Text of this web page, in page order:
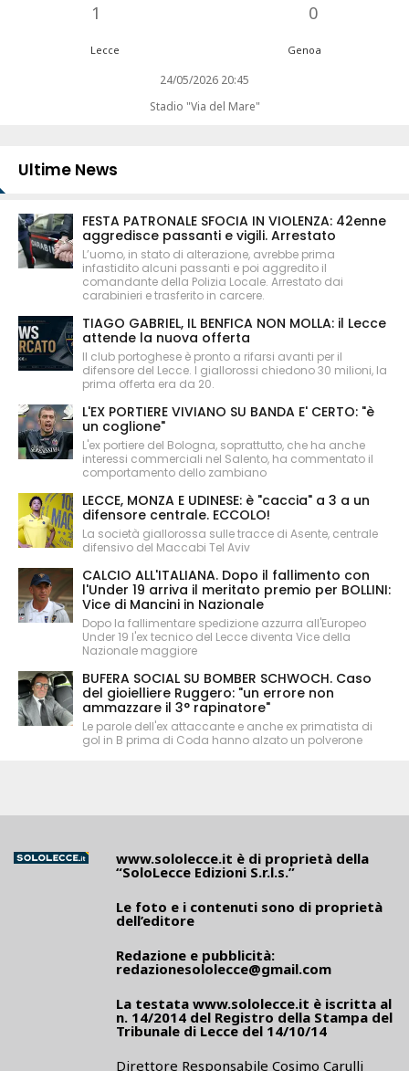
1 0
Lecce Genoa
24/05/2026 20:45
Stadio "Via del Mare"
Ultime News
FESTA PATRONALE SFOCIA IN VIOLENZA: 42enne
aggredisce passanti e vigili. Arrestato
L’uomo, in stato di alterazione, avrebbe prima
infastidito alcuni passanti e poi aggredito il
comandante della Polizia Locale. Arrestato dai
carabinieri e trasferito in carcere.
TIAGO GABRIEL, IL BENFICA NON MOLLA: il Lecce
attende la nuova offerta
Il club portoghese è pronto a rifarsi avanti per il
difensore del Lecce. I giallorossi chiedono 30 milioni, la
prima offerta era da 20.
L'EX PORTIERE VIVIANO SU BANDA E' CERTO: "è
un coglione"
L'ex portiere del Bologna, soprattutto, che ha anche
interessi commerciali nel Salento, ha commentato il
comportamento dello zambiano
LECCE, MONZA E UDINESE: è "caccia" a 3 a un
difensore centrale. ECCOLO!
La società giallorossa sulle tracce di Asente, centrale
difensivo del Maccabi Tel Aviv
CALCIO ALL'ITALIANA. Dopo il fallimento con
l'Under 19 arriva il meritato premio per BOLLINI:
Vice di Mancini in Nazionale
Dopo la fallimentare spedizione azzurra all'Europeo
Under 19 l'ex tecnico del Lecce diventa Vice della
Nazionale maggiore
BUFERA SOCIAL SU BOMBER SCHWOCH. Caso
del gioielliere Ruggero: "un errore non
ammazzare il 3° rapinatore"
Le parole dell'ex attaccante e anche ex primatista di
gol in B prima di Coda hanno alzato un polverone
www.sololecce.it è di proprietà della
“SoloLecce Edizioni S.r.l.s.”
Le foto e i contenuti sono di proprietà
dell’editore
Redazione e pubblicità:
redazionesololecce@gmail.com
La testata www.sololecce.it è iscritta al
n. 14/2014 del Registro della Stampa del
Tribunale di Lecce del 14/10/14
Direttore Responsabile Cosimo Carulli